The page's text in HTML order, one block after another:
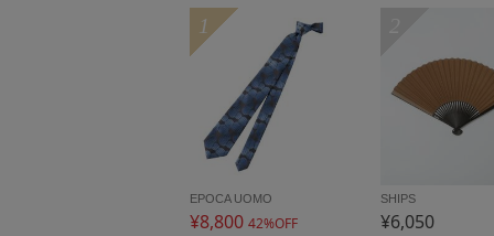
1
EPOCA UOMO
¥8,800 42%OFF
SHIPS
¥6,050